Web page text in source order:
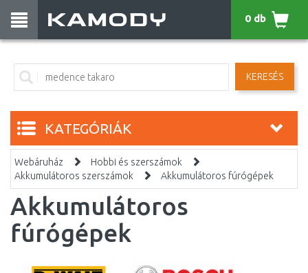
KERESÉS
0 db
KATEGÓRIÁK
Webáruház
Hobbi és szerszámok
Akkumulátoros szerszámok
Akkumulátoros fúrógépek
Akkumulátoros
fúrógépek